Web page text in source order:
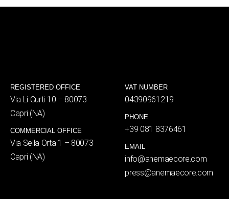
REGISTERED OFFICE
Via Li Curti 10 – 80073
Capri (NA)
COMMERCIAL OFFICE
Via Sella Orta 1 – 80073
Capri (NA)
VAT NUMBER
04390961219
PHONE
+39 081 8376461
EMAIL
info@anemaecore.com
press@anemaecore.com